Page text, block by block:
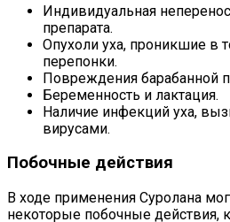
Индивидуальная
препарата.
Опухоли уха, проникшие в
перепонки.
Повреждения барабанной
Беременность и лактация.
Наличие инфекций уха,
вирусами.
Побочные действия
В ходе применения Суролана
некоторые побочные действия,